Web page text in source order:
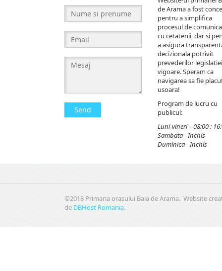
Send
de Arama a fost
pentru a simplifica
procesul de
cu cetatenii, dar si
a asigura
decizionala potrivit
prevederilor
vigoare. Speram ca
navigarea sa fie
usoara!
Program de lucru cu
publicul:
Luni-vineri – 08:00 :
Sambata - Inchis
Duminica - Inchis
©2018 Primaria orasului Baia de Arama. Website
de DBHost Romania.